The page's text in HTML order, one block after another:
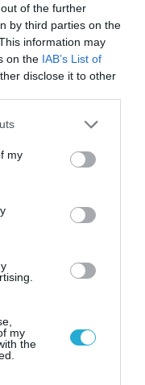
of the further
by third parties on the
information may
on the IAB’s List of
disclose it to other
one or more Google
You may click to
third-party tags to
in below Google
my
my
the
επιθέσεις
στην Υεμένη –
των
για το Κίεβο